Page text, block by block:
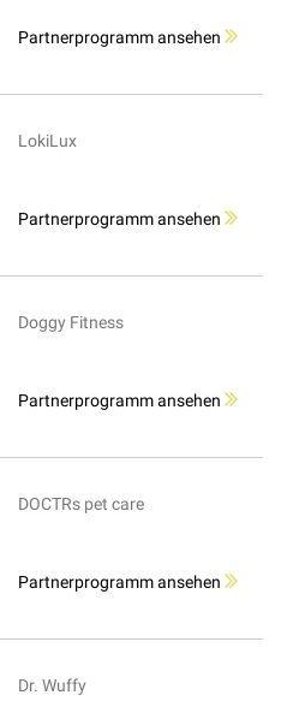
Partnerprogramm ansehen
LokiLux
Partnerprogramm ansehen
Doggy Fitness
Partnerprogramm ansehen
DOCTRs pet care
Partnerprogramm ansehen
Dr. Wuffy